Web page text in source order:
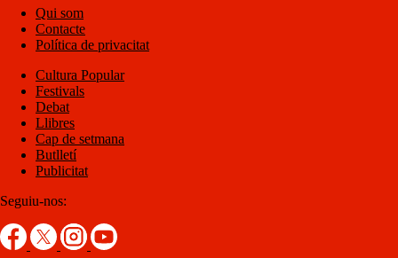
Qui som
Contacte
Política de privacitat
Cultura Popular
Festivals
Debat
Llibres
Cap de setmana
Butlletí
Publicitat
Seguiu-nos: